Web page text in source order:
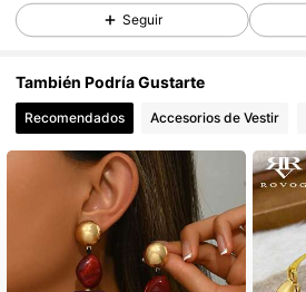
4,87 2.8K Seguidores
4,87 2.8K Seguidores
4,87 2.8K Seguidores
4,87 2.8K Seguidores
Seguir
También Podría Gustarte
Recomendados Accesorios de Vestir